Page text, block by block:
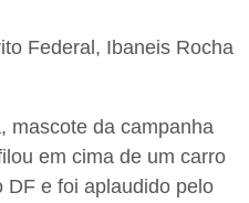
Federal, Ibaneis Rocha
mascote da campanha
em cima de um carro
DF e foi aplaudido pelo